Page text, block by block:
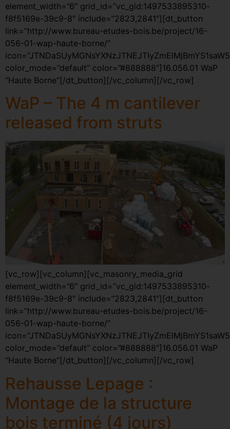
element_width=”6″ grid_id=”vc_gid:1497533895310-
f8f5169e-39c9-8″ include=”2823,2841″][dt_button
link=”http://www.bureau-etudes-bois.be/project/16-
056-01-wap-haute-borne/”
color_mode=”default” color=”#888888″]16.056.01 WaP
“Haute Borne”[/dt_button][/vc_column][/vc_row]
WaP – The 4 m cantilever
released from struts
[vc_row][vc_column][vc_masonry_media_grid
element_width=”6″ grid_id=”vc_gid:1497533895310-
f8f5169e-39c9-8″ include=”2823,2841″][dt_button
link=”http://www.bureau-etudes-bois.be/project/16-
056-01-wap-haute-borne/”
color_mode=”default” color=”#888888″]16.056.01 WaP
“Haute Borne”[/dt_button][/vc_column][/vc_row]
Rehausse Lepage :
Montage de la structure
bois terminé (4 jours)